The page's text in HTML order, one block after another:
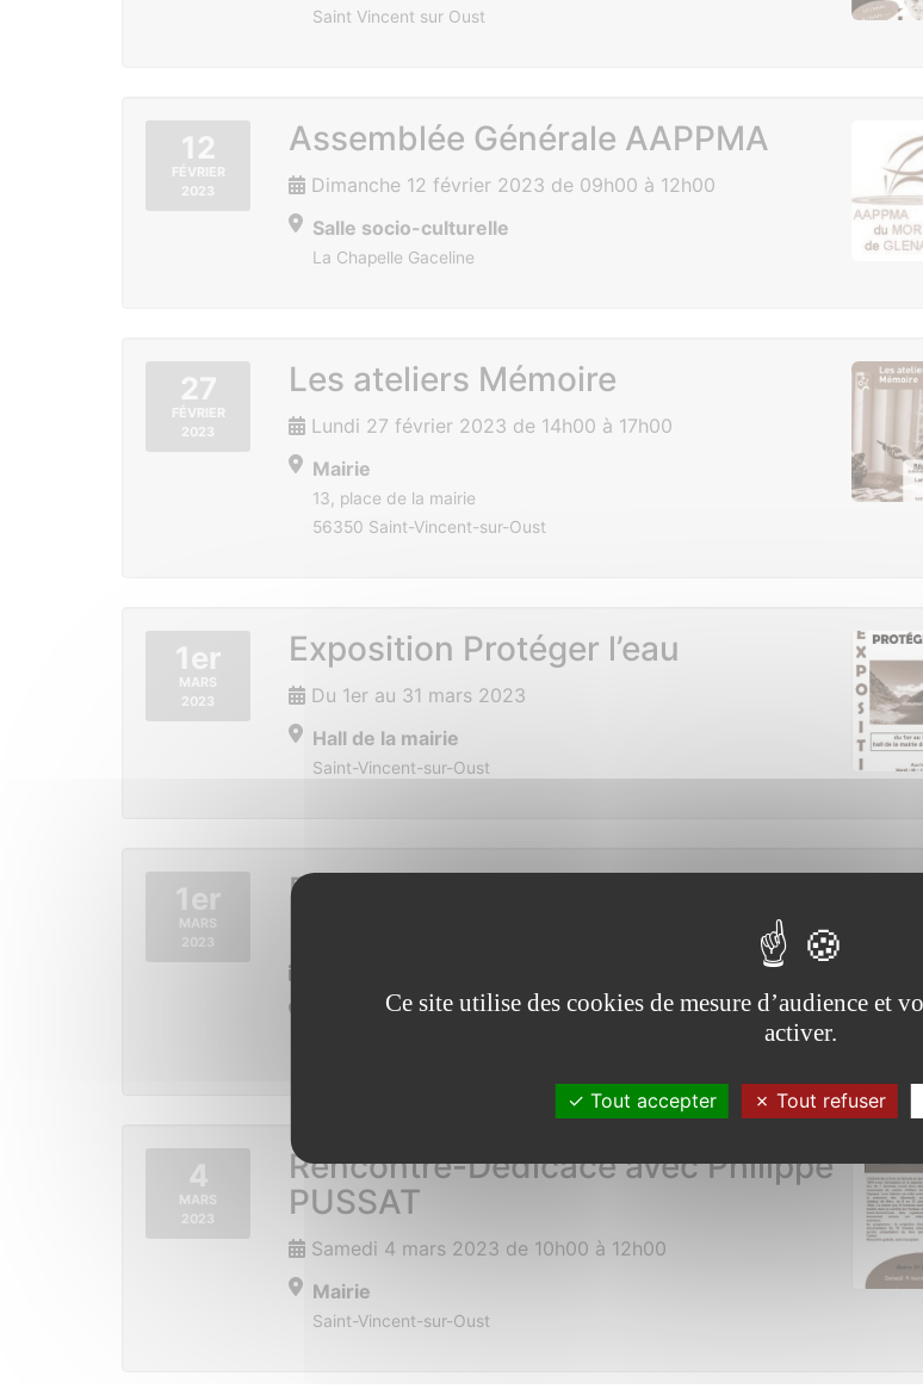
Saint Vincent sur Oust
12
FÉVRIER
2023
Assemblée Générale AAPPMA
Dimanche 12 février 2023 de 09h00 à 12h00
Salle socio-culturelle
La Chapelle Gaceline
27
FÉVRIER
2023
Les ateliers Mémoire
Lundi 27 février 2023 de 14h00 à 17h00
Mairie
13, place de la mairie
56350 Saint-Vincent-sur-Oust
1er
MARS
2023
Exposition Protéger l’eau
Du 1er au 31 mars 2023
Hall de la mairie
Saint-Vincent-sur-Oust
1er
Exposition L’eau mise en scène
Hall de la mairie
4
MARS
2023
Rencontre-Dédicace avec Philippe
PUSSAT
Samedi 4 mars 2023 de 10h00 à 12h00
Mairie
Saint-Vincent-sur-Oust
Ce site utilise des cookies de mesure d’audience et
activer.
Tout accepter Tout refuser